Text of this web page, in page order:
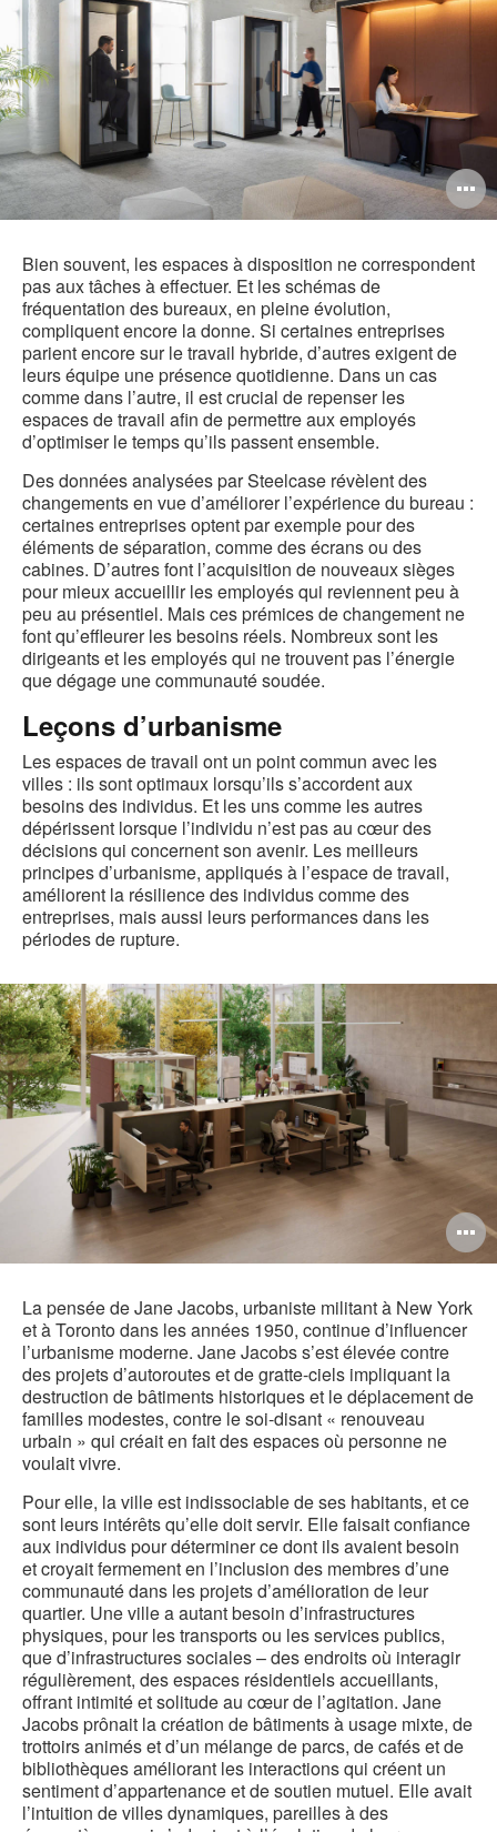
Bien souvent, les espaces à disposition ne correspondent
pas aux tâches à effectuer. Et les schémas de
fréquentation des bureaux, en pleine évolution,
compliquent encore la donne. Si certaines entreprises
parient encore sur le travail hybride, d’autres exigent de
leurs équipe une présence quotidienne. Dans un cas
comme dans l’autre, il est crucial de repenser les
espaces de travail afin de permettre aux employés
d’optimiser le temps qu’ils passent ensemble.
Des données analysées par Steelcase révèlent des
changements en vue d’améliorer l’expérience du bureau :
certaines entreprises optent par exemple pour des
éléments de séparation, comme des écrans ou des
cabines. D’autres font l’acquisition de nouveaux sièges
pour mieux accueillir les employés qui reviennent peu à
peu au présentiel. Mais ces prémices de changement ne
font qu’effleurer les besoins réels. Nombreux sont les
dirigeants et les employés qui ne trouvent pas l’énergie
que dégage une communauté soudée.
Leçons d’urbanisme
Les espaces de travail ont un point commun avec les
villes : ils sont optimaux lorsqu’ils s’accordent aux
besoins des individus. Et les uns comme les autres
dépérissent lorsque l’individu n’est pas au cœur des
décisions qui concernent son avenir. Les meilleurs
principes d’urbanisme, appliqués à l’espace de travail,
améliorent la résilience des individus comme des
entreprises, mais aussi leurs performances dans les
périodes de rupture.
La pensée de Jane Jacobs, urbaniste militant à New York
et à Toronto dans les années 1950, continue d’influencer
l’urbanisme moderne. Jane Jacobs s’est élevée contre
des projets d’autoroutes et de gratte-ciels impliquant la
destruction de bâtiments historiques et le déplacement de
familles modestes, contre le soi-disant « renouveau
urbain » qui créait en fait des espaces où personne ne
voulait vivre.
Pour elle, la ville est indissociable de ses habitants, et ce
sont leurs intérêts qu’elle doit servir. Elle faisait confiance
aux individus pour déterminer ce dont ils avaient besoin
et croyait fermement en l’inclusion des membres d’une
communauté dans les projets d’amélioration de leur
quartier. Une ville a autant besoin d’infrastructures
physiques, pour les transports ou les services publics,
que d’infrastructures sociales – des endroits où interagir
régulièrement, des espaces résidentiels accueillants,
offrant intimité et solitude au cœur de l’agitation. Jane
Jacobs prônait la création de bâtiments à usage mixte, de
trottoirs animés et d’un mélange de parcs, de cafés et de
bibliothèques améliorant les interactions qui créent un
sentiment d’appartenance et de soutien mutuel. Elle avait
l’intuition de villes dynamiques, pareilles à des